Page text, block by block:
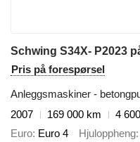
Schwing S34X- P2023
Pris på forespørsel
Anleggsmaskiner -
2007
169 000 km
4
Euro Euro 4 Hjuloppheng